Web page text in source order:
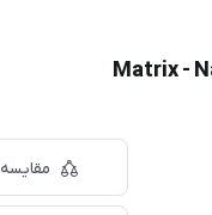
مقایسه